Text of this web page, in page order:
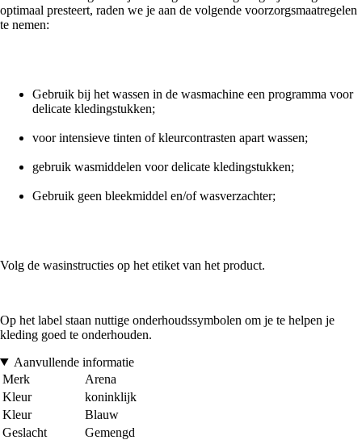
optimaal presteert, raden we je aan de volgende voorzorgsmaatregelen
te nemen:
Gebruik bij het wassen in de wasmachine een programma voor
delicate kledingstukken;
voor intensieve tinten of kleurcontrasten apart wassen;
gebruik wasmiddelen voor delicate kledingstukken;
Gebruik geen bleekmiddel en/of wasverzachter;
Volg de wasinstructies op het etiket van het product.
Op het label staan nuttige onderhoudssymbolen om je te helpen je
kleding goed te onderhouden.
Aanvullende informatie
Merk
Arena
Kleur
koninklijk
Kleur
Blauw
Geslacht
Gemengd